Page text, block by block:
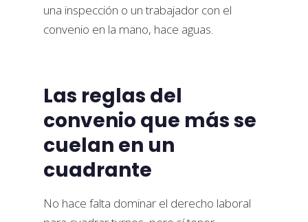
una inspección o un trabajador con el
convenio en la mano, hace aguas.
Las reglas del
convenio que más se
cuelan en un
cuadrante
No hace falta dominar el derecho laboral